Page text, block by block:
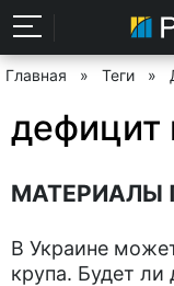
Главная » Теги »
дефицит
МАТЕРИАЛЫ
В Украине
крупа. Будет ли